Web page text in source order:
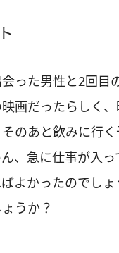
った男性と2回目
画だったらしく
のあと飲みに行
、急に仕事が入
よかったのでし
うか？